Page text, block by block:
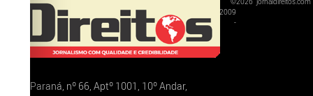
Rua Paraná, nº 66, Aptº 1001, 10º Andar,
2009
-